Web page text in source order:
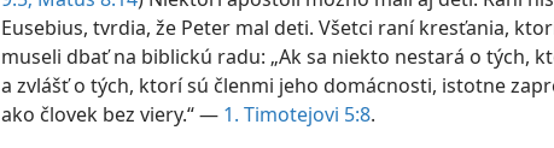
Eusebius, tvrdia, že Peter mal deti. Všetci raní kresťania,
museli dbať na biblickú radu: „Ak sa niekto nestará o tých,
a zvlášť o tých, ktorí sú členmi jeho domácnosti, istotne
ako človek bez viery.“ — 1. Timotejovi 5:8.